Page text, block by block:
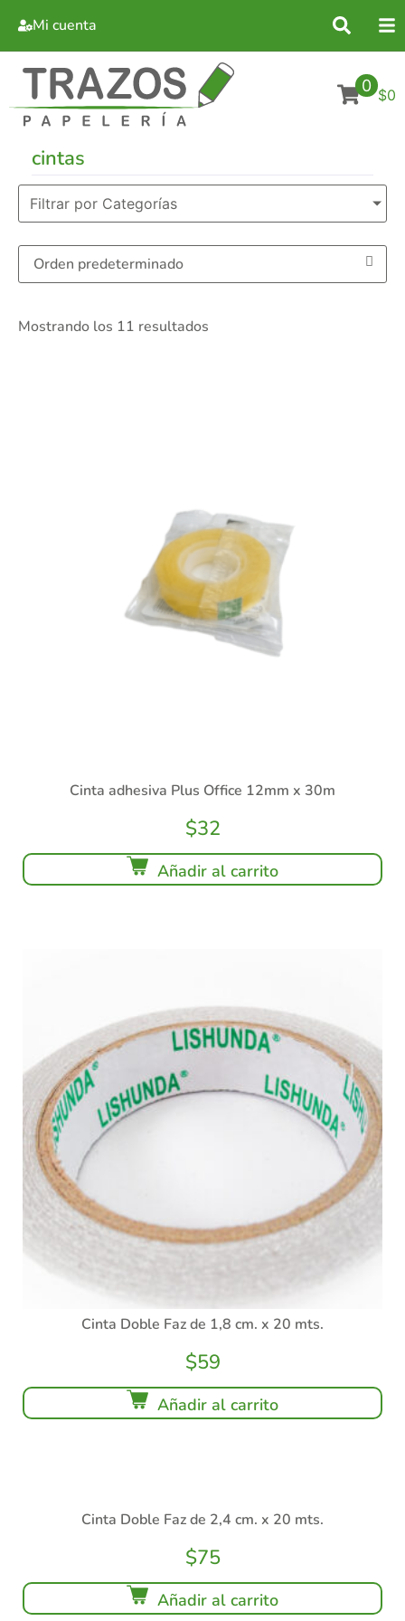
Mi cuenta
0 $0
cintas
Filtrar por Categorías
Mostrando los 11 resultados
Cinta adhesiva Plus Office 12mm x 30m
$32
Añadir al carrito
Cinta Doble Faz de 1,8 cm. x 20 mts.
$59
Añadir al carrito
Cinta Doble Faz de 2,4 cm. x 20 mts.
$75
Añadir al carrito